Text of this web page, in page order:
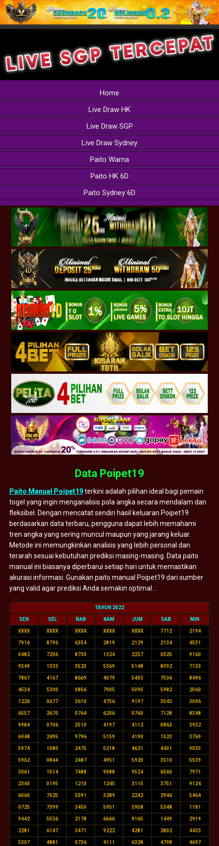
Home
Live Draw HK
Live Draw SGP
Live Draw Sydney
Paito Warna
Paito HK 6D
Paito Sydney 6D
Data Poipet19
Paito Manual Poipet19terkini adalah pilihan ideal bagi pemain
togel yang ingin menganalisis pola angka secara mendalam dan
fleksibel. Dengan mencatat sendiri hasil keluaran Poipet19
berdasarkan data terbaru, pengguna dapat lebih memahami
tren angka yang sering muncul maupun yang jarang keluar.
Metode ini memungkinkan analisis yang lebih personal dan
terarah sesuai kebutuhan prediksi masing-masing. Data paito
manual ini biasanya diperbarui setiap hari untuk memastikan
akurasi informasi. Gunakan paito manual Poipet19 dari sumber
yang valid agar prediksi Anda semakin optimal. :
TAHUN 2022
SEN SEL RAB KAM JUM SAB MIN
XXXX XXXX XXXX XXXX XXXX 7712 2194
7916 8796 6354 2819 2129 2134 4531
0482 7206 8730 1324 2237 0025 9160
9349 1333 3523 5369 5148 8392 7133
7867 4167 8669 4079 5403 7536 8496
4534 5300 0856 7905 5095 5982 2560
1226 0677 3610 4756 9197 3543 3096
6557 2670 0764 6206 0760 7128 8348
9984 0706 3510 4197 4112 0863 3932
6948 2495 9796 5159 4190 1523 3769
5974 1080 2475 5218 4621 4401 9035
5962 0844 2487 4951 5920 3510 5539
3061 1514 7488 9088 9524 6560 7971
2340 0195 1210 1245 3115 3751 9124
6060 7025 5091 3289 2242 2946 5464
0725 7399 3450 5951 5958 5348 1181
9442 5536 2178 6666 9165 1449 2919
2281 6147 3471 9222 4281 2802 4433
5307 4881 0736 4111 6328 4798 4697